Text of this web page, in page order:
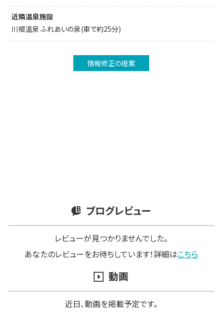
近隣温泉施設
川根温泉 ふれあいの泉(車で約25分)
情報修正の提案
ブログレビュー
レビューが見つかりませんでした。
あなたのレビューをお待ちしています！詳細はこちら
動画
近日､動画を掲載予定です。